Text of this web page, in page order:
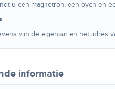
u een magnetron, een oven en
van de eigenaar en het adres
informatie